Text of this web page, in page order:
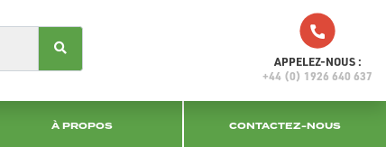
APPELEZ-NOUS :
+44 (0) 1926 640 637
À PROPOS CONTACTEZ-NOUS